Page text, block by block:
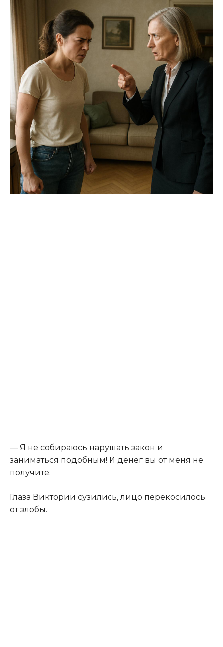
— Я не собираюсь нарушать закон и
заниматься подобным! И денег вы от меня не
получите.
Глаза Виктории сузились, лицо перекосилось
от злобы.